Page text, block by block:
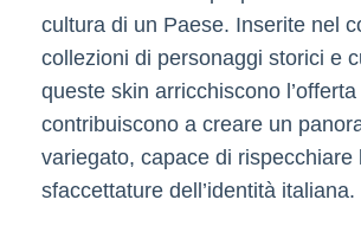
cultura di un Paese. Inserite nel
collezioni di personaggi storici e
queste skin arricchiscono
contribuiscono a creare un
variegato, capace di rispecchiare
sfaccettature dell’identità italiana.